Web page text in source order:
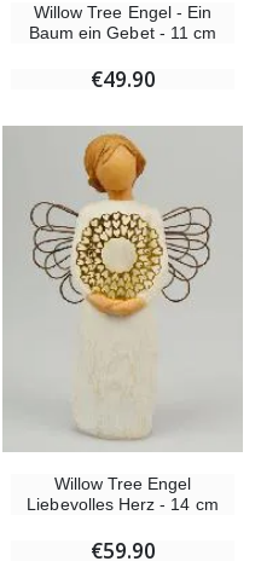
Willow Tree Engel - Ein
Baum ein Gebet - 11 cm
€49.90
Willow Tree Engel
Liebevolles Herz - 14 cm
€59.90